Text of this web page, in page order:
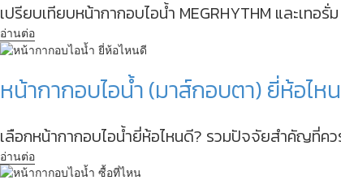
เปรียบเทียบหน้ากากอบไอน้ำ MEGRHYTHM และเทอ
อ่านต่อ
หน้ากากอบไอน้ำ (มาส์กอบตา) ยี่ห้อไ
เลือกหน้ากากอบไอน้ำยี่ห้อไหนดี? รวมปัจจัยสำคัญที่
อ่านต่อ